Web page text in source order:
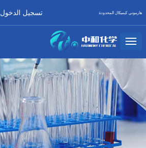
تسجيل الدخول هارموني كيميكال المحدودة